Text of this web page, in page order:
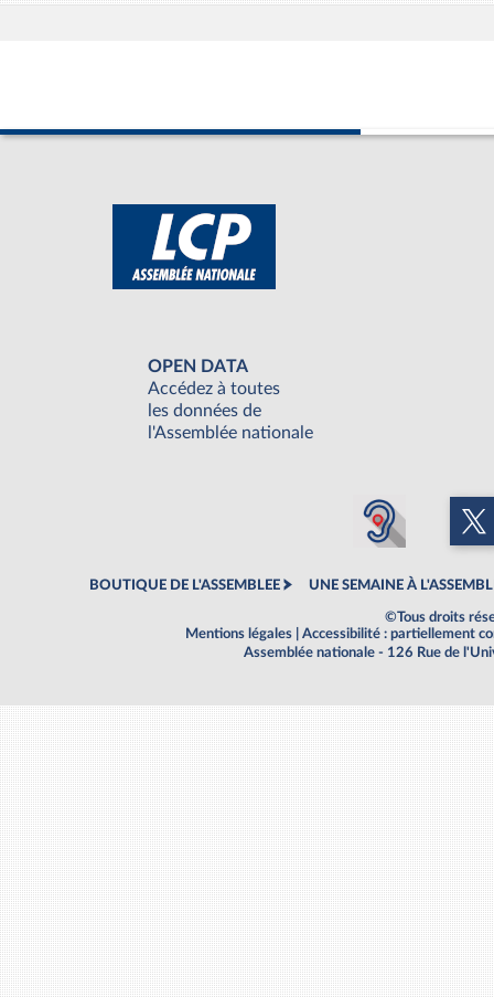
OPEN DATA
Accédez à toutes
les données de
l'Assemblée nationale
BOUTIQUE DE L'ASSEMBLEE UNE SEMAINE À
©Tous droits
Mentions légales
Accessibilité : partiellement
Assemblée nationale - 126 Rue de